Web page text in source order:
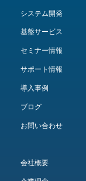
システム開発
基盤サービス
セミナー情報
サポート情報
導入事例
ブログ
お問い合わせ
会社概要